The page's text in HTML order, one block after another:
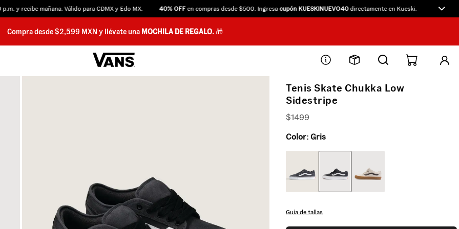
y recibe mañana. Válido para CDMX y Edo MX. 40% OFFen compras desde $500. Ingresacupón KUESKINUEVO40directamente en Kueski. 10% OFF
Compra desde $2,599 MXN y llévate una MOCHILA DE REGALO.🎁
Tenis Skate Chukka Low
Sidestripe
$1499
Color:Gris
Guía de tallas